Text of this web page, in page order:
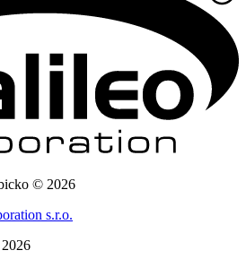
© 2026
s.r.o.